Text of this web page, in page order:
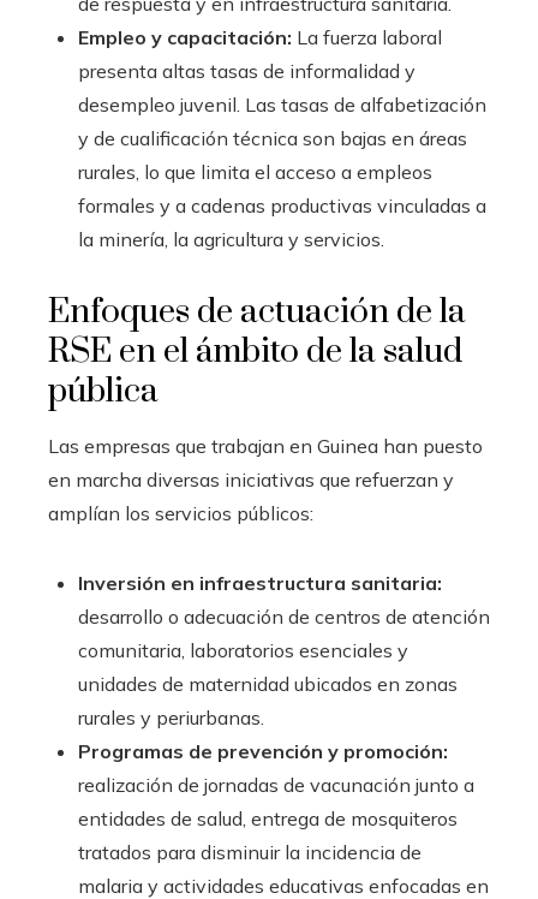
Empleo y capacitación: La fuerza laboral
presenta altas tasas de informalidad y
desempleo juvenil. Las tasas de alfabetización
y de cualificación técnica son bajas en áreas
rurales, lo que limita el acceso a empleos
formales y a cadenas productivas vinculadas a
la minería, la agricultura y servicios.
Enfoques de actuación de la
RSE en el ámbito de la salud
pública
Las empresas que trabajan en Guinea han puesto
en marcha diversas iniciativas que refuerzan y
amplían los servicios públicos:
Inversión en infraestructura sanitaria:
desarrollo o adecuación de centros de atención
comunitaria, laboratorios esenciales y
unidades de maternidad ubicados en zonas
rurales y periurbanas.
Programas de prevención y promoción:
realización de jornadas de vacunación junto a
entidades de salud, entrega de mosquiteros
tratados para disminuir la incidencia de
malaria y actividades educativas enfocadas en